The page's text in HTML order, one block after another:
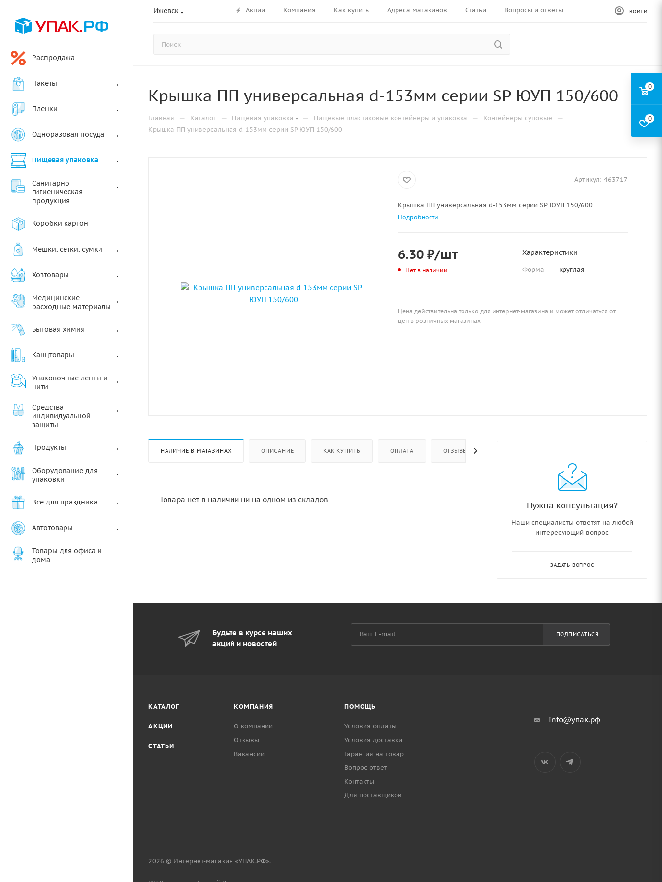
Ижевск Акции Компания Как купить Адреса магазинов Статьи Вопросы и ответы ВОЙТИ
Распродажа
Пакеты
Пленки
Одноразовая посуда
Пищевая упаковка
Санитарно-
гигиеническая
продукция
Коробки картон
Мешки, сетки, сумки
Хозтовары
Медицинские
расходные материалы
Бытовая химия
Канцтовары
Упаковочные ленты и
нити
Средства
индивидуальной
защиты
Продукты
Оборудование для
упаковки
Все для праздника
Автотовары
Товары для офиса и
дома
Крышка ПП универсальная d-153мм серии SP ЮУП 150/600
Главная — Каталог — Пищевая упаковка — Пищевые пластиковые контейнеры и упаковка — Контейнеры суповые —
Крышка ПП универсальная d-153мм серии SP ЮУП 150/600
Артикул: 463717
Крышка ПП универсальная d-153мм серии SP ЮУП 150/600
Подробности
6.30₽/шт
Нет в наличии
Характеристики
Форма — круглая
Цена действительна только для интернет-магазина и может отличаться от
цен в розничных магазинах
НАЛИЧИЕ В МАГАЗИНАХ ОПИСАНИЕ КАК КУПИТЬ ОПЛАТА ОТЗЫВЫ
Товара нет в наличии ни на одном из складов
Нужна консультация?
Наши специалисты ответят на любой
интересующий вопрос
ЗАДАТЬ ВОПРОС
Будьте в курсе наших
акций и новостей
ПОДПИСАТЬСЯ
КАТАЛОГ
АКЦИИ
СТАТЬИ
КОМПАНИЯ
О компании
Отзывы
Вакансии
ПОМОЩЬ
Условия оплаты
Условия доставки
Гарантия на товар
Вопрос-ответ
Контакты
Для поставщиков
info@упак.рф
2026 © Интернет-магазин «УПАК.РФ».
0
0